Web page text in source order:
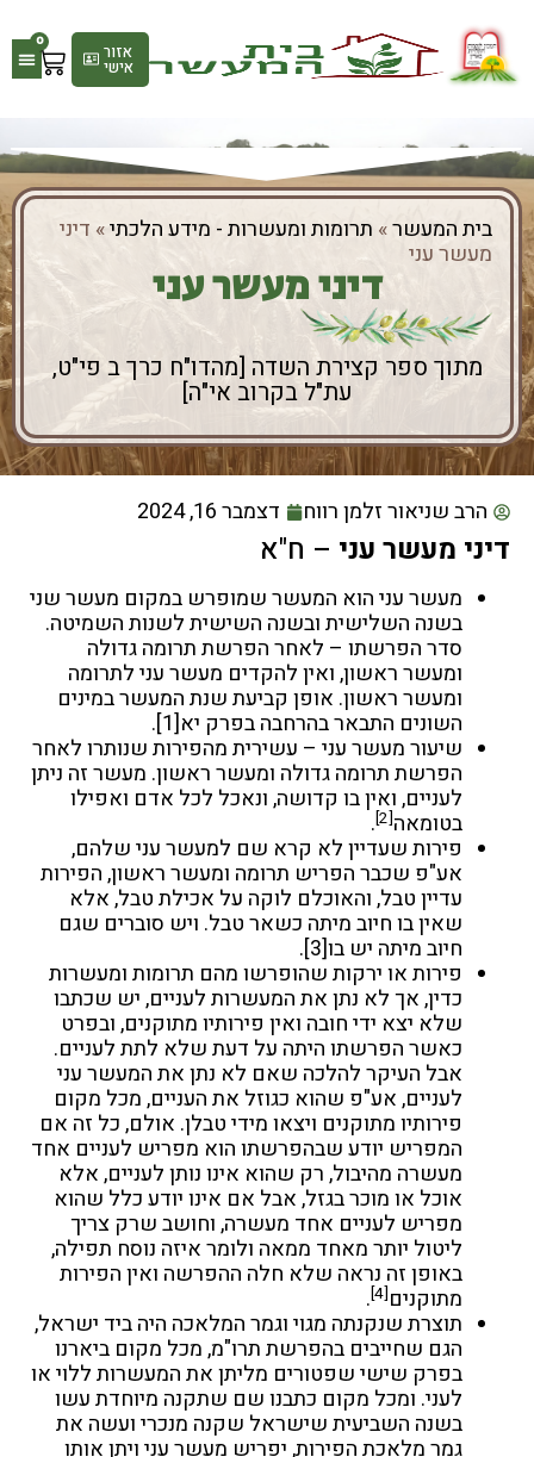
0 אזור
אישי
בית המעשר» תרומות ומעשרות - מידע הלכתי» דיני
מעשר עני
דיני מעשר עני
מתוך ספר קצירת השדה [מהדו"ח כרך ב פי"ט,
עת"ל בקרוב אי"ה]
הרב שניאור זלמן רווח דצמבר 16, 2024
דיני מעשר עני – ח"א
מעשר עניהוא המעשר שמופרש במקום מעשר שני
בשנה השלישית ובשנה השישית לשנות השמיטה.
סדר הפרשתו – לאחר הפרשת תרומה גדולה
ומעשר ראשון, ואין להקדים מעשר עני לתרומה
ומעשר ראשון. אופן קביעת שנת המעשר במינים
השונים התבאר בהרחבה בפרק יא[1]
.
שיעור מעשר עני – עשירית מהפירות שנותרו לאחר
הפרשת תרומה גדולה ומעשר ראשון. מעשר זה ניתן
לעניים, ואין בו קדושה, ונאכל לכל אדם ואפילו
בטומאה[2]
.
פירות שעדיין לא קרא שם למעשר עני שלהם,
אע"פ שכבר הפריש תרומה ומעשר ראשון, הפירות
עדיין טבל, והאוכלם לוקה על אכילת טבל, אלא
שאין בו חיוב מיתה כשאר טבל. ויש סוברים שגם
חיוב מיתה יש בו[3]
.
פירות או ירקות שהופרשו מהם תרומות ומעשרות
כדין, אך לא נתן את המעשרות לעניים, יש שכתבו
שלא יצא ידי חובה ואין פירותיו מתוקנים, ובפרט
כאשר הפרשתו היתה על דעת שלא לתת לעניים.
אבל העיקר להלכה שאם לא נתן את המעשר עני
לעניים, אע"פ שהוא כגוזל את העניים, מכל מקום
פירותיו מתוקנים ויצאו מידי טבלן. אולם, כל זה אם
המפריש יודע שבהפרשתו הוא מפריש לעניים אחד
מעשרה מהיבול, רק שהוא אינו נותן לעניים, אלא
אוכל או מוכר בגזל, אבל אם אינו יודע כלל שהוא
מפריש לעניים אחד מעשרה, וחושב שרק צריך
ליטול יותר מאחד ממאה ולומר איזה נוסח תפילה,
באופן זה נראה שלא חלה ההפרשה ואין הפירות
מתוקנים[4]
.
תוצרת שנקנתה מגוי וגמר המלאכה היה ביד ישראל,
הגם שחייבים בהפרשת תרו"מ, מכל מקום ביארנו
בפרק שישי שפטורים מליתן את המעשרות ללוי או
לעני. ומכל מקום כתבנו שם שתקנה מיוחדת עשו
בשנה השביעית שישראל שקנה מנכרי ועשה את
גמר מלאכת הפירות, יפריש מעשר עני ויתן אותו